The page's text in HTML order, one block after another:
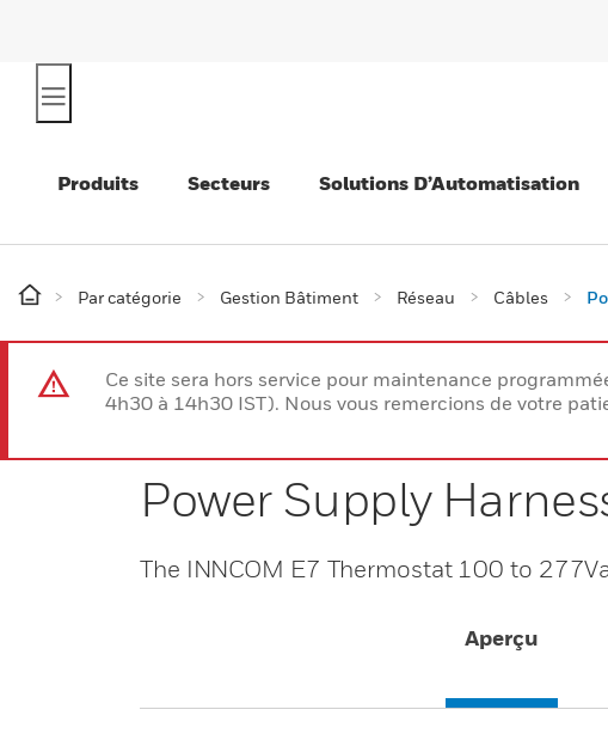
Produits Secteurs Solutions D’Automatisation
Par catégorie Gestion Bâtiment Réseau Câbles
Ce site sera hors service pour maintenance
4h30 à 14h30 IST). Nous vous remercions de votre
Power Supply
The INNCOM E7 Thermostat 100 to
Aperçu